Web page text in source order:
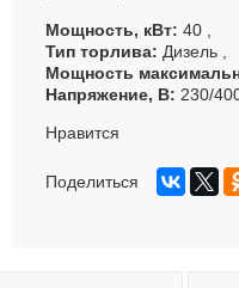
Мощность, кВт 40
Тип торлива
Дизель
Мощность
Напряжение, В
230/
Нравится
Поделиться